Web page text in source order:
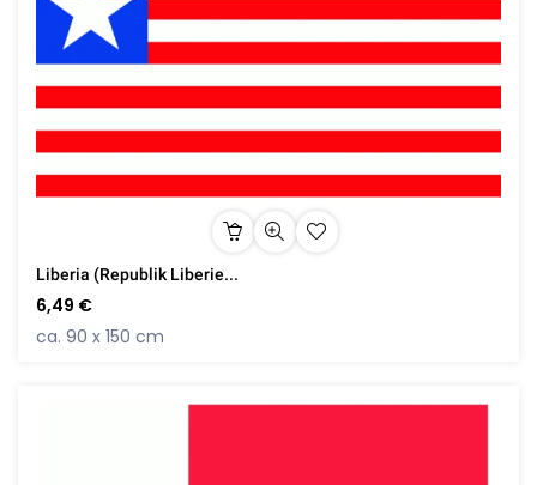
Liberia (Republik Liberie...
6,49 €
ca. 90 x 150 cm